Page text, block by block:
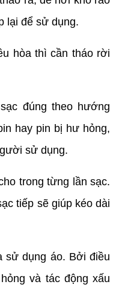
lại để sử dụng.
hòa thì cần tháo rời
đúng theo hướng
hay pin bị hư hỏng,
sử dụng.
trong từng lần sạc.
tiếp sẽ giúp kéo dài
sử dụng áo. Bởi điều
và tác động xấu